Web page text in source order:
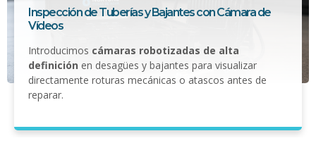
Inspección de Tuberías y Bajantes con Cámara de
Vídeos
Introducimos cámaras robotizadas de alta
definición en desagües y bajantes para visualizar
directamente roturas mecánicas o atascos antes de
reparar.